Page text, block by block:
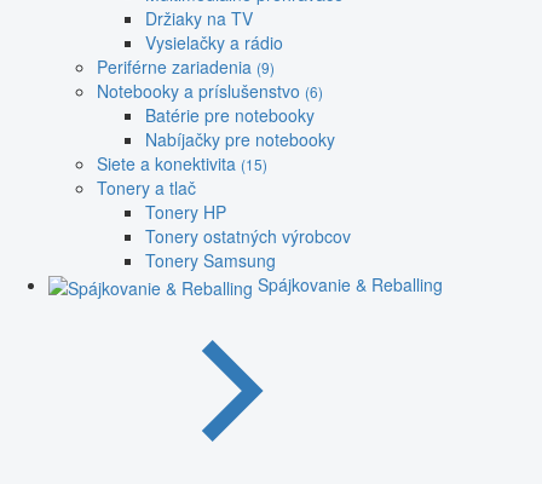
Držiaky na TV
Vysielačky a rádio
Periférne zariadenia (9)
Notebooky a príslušenstvo (6)
Batérie pre notebooky
Nabíjačky pre notebooky
Siete a konektivita (15)
Tonery a tlač
Tonery HP
Tonery ostatných výrobcov
Tonery Samsung
Spájkovanie & Reballing